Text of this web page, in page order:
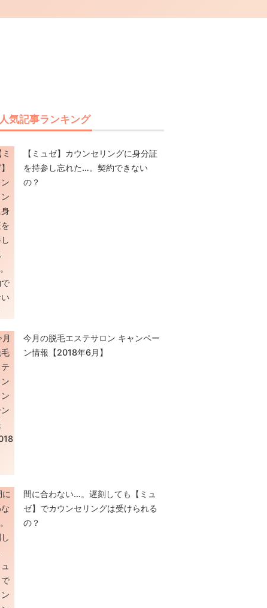
人気記事ランキング
【ミュゼ】カウンセリングに身分証
を持参し忘れた…。契約できない
の？
今月の脱毛エステサロン キャンペー
ン情報【2018年6月】
間に合わない…。遅刻しても【ミュ
ゼ】でカウンセリングは受けられる
の？